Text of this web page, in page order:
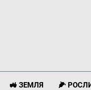
🚜 ЗЕМЛЯ 🌽